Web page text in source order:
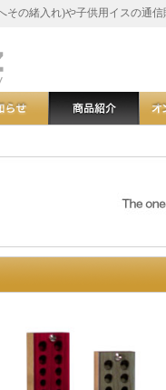
その緒入れ)や子供用イスの通